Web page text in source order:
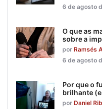
6 de agosto
O que as
sobre a
por Ramsés
6 de agosto
Por que o
brilhante
por Daniel